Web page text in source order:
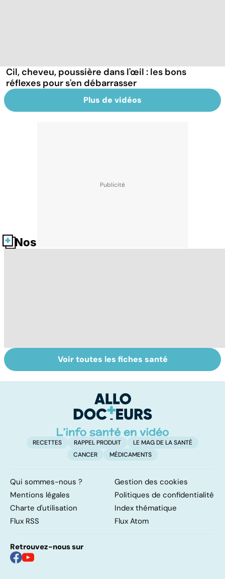
Cil, cheveu, poussière dans l'œil : les bons
réflexes pour s'en débarrasser
Plus de vidéos
Nos fiches santé
Troubles de la
vue : et si c'était
Conjonctivite,
kératite, uvéite :
yeux !
Voir toutes les fiches santé
RECETTES RAPPEL PRODUIT
LE MAG DE LA SANTÉ
CANCER
MÉDICAMENTS
Qui sommes-nous ?
Gestion des cookies
Mentions légales
Politiques de confidentialité
Charte d'utilisation
Index thématique
Flux RSS
Flux Atom
Retrouvez-nous sur